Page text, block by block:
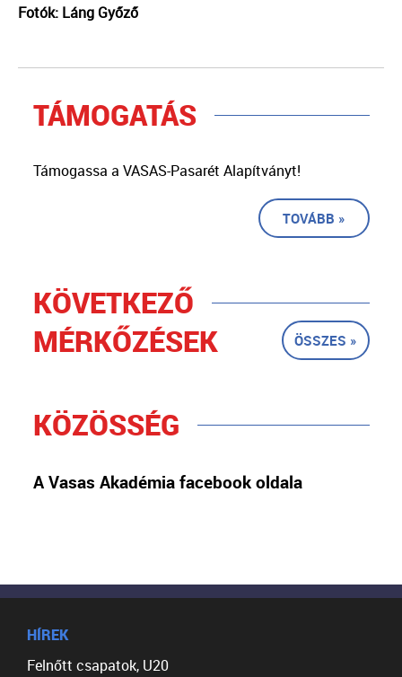
Fotók: Láng Győző
TÁMOGATÁS
Támogassa a VASAS-Pasarét Alapítványt!
TOVÁBB »
KÖVETKEZŐ
MÉRKŐZÉSEK
ÖSSZES »
KÖZÖSSÉG
A Vasas Akadémia facebook oldala
HÍREK
Felnőtt csapatok, U20